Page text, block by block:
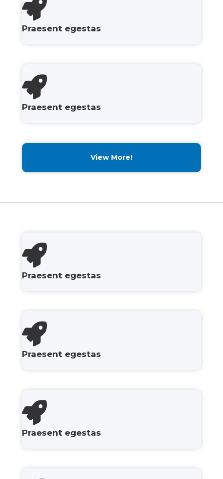
Praesent egestas
Praesent egestas
View More!
Praesent egestas
Praesent egestas
Praesent egestas